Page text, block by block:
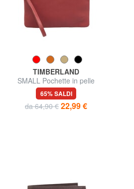
TIMBERLAND
SMALL Pochette in pelle
piccola con polsierina
65% SALDI
da 64,90 € 22,99 €